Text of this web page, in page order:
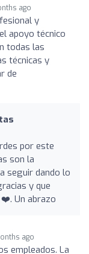
ago
y
apoyo técnico
todas las
técnicas y
de
por este
son la
seguir dando lo
y que
Un abrazo
ago
empleados. La